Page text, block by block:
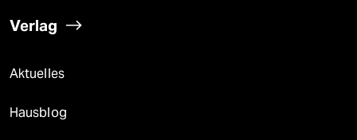
Verlag
Aktuelles
Hausblog